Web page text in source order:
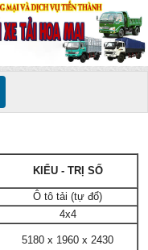
KIỂU - TRỊ SỐ
Ô tô tải (tự đổ)
4x4
5180 x 1960 x 2430